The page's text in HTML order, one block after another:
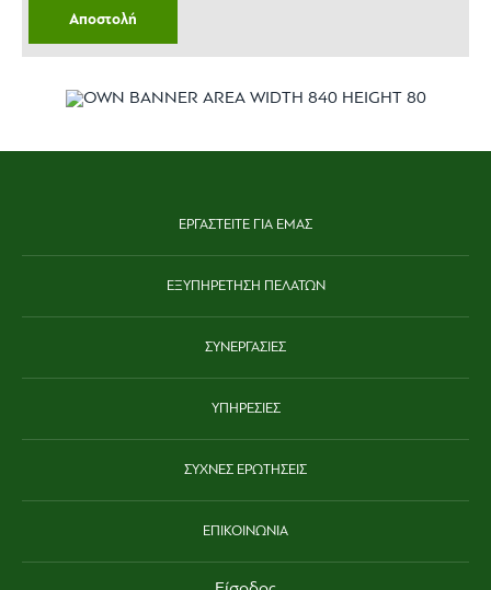
ΕΡΓΑΣΤΕΙΤΕ ΓΙΑ ΕΜΑΣ
ΕΞΥΠΗΡΕΤΗΣΗ ΠΕΛΑΤΩΝ
ΣΥΝΕΡΓΑΣΙΕΣ
ΥΠΗΡΕΣΙΕΣ
ΣΥΧΝΕΣ ΕΡΩΤΗΣΕΙΣ
ΕΠΙΚΟΙΝΩΝΙΑ